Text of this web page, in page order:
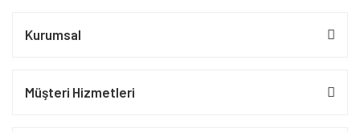
Kurumsal
Müşteri Hizmetleri